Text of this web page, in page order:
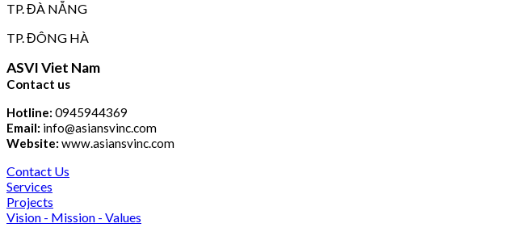
TP. ĐÀ NẴNG
TP. ĐÔNG HÀ
ASVI Viet Nam
Contact us
Hotline: 0945944369
Email: info@asiansvinc.com
Website: www.asiansvinc.com
Contact Us
Services
Projects
Vision - Mission - Values